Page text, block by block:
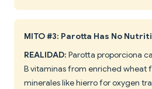
MITO #3: Parotta Has No
REALIDAD: Parotta proporciona
B vitaminas from enriched wheat
minerales like hierro for oxygen